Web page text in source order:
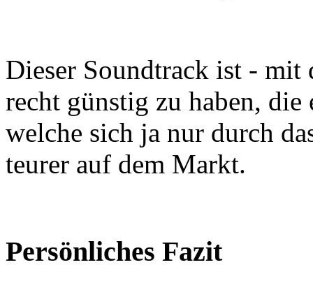
Dieser Soundtrack ist - mit
recht günstig zu haben,
welche sich ja nur durch
teurer auf dem Markt.
Persönliches Fazit